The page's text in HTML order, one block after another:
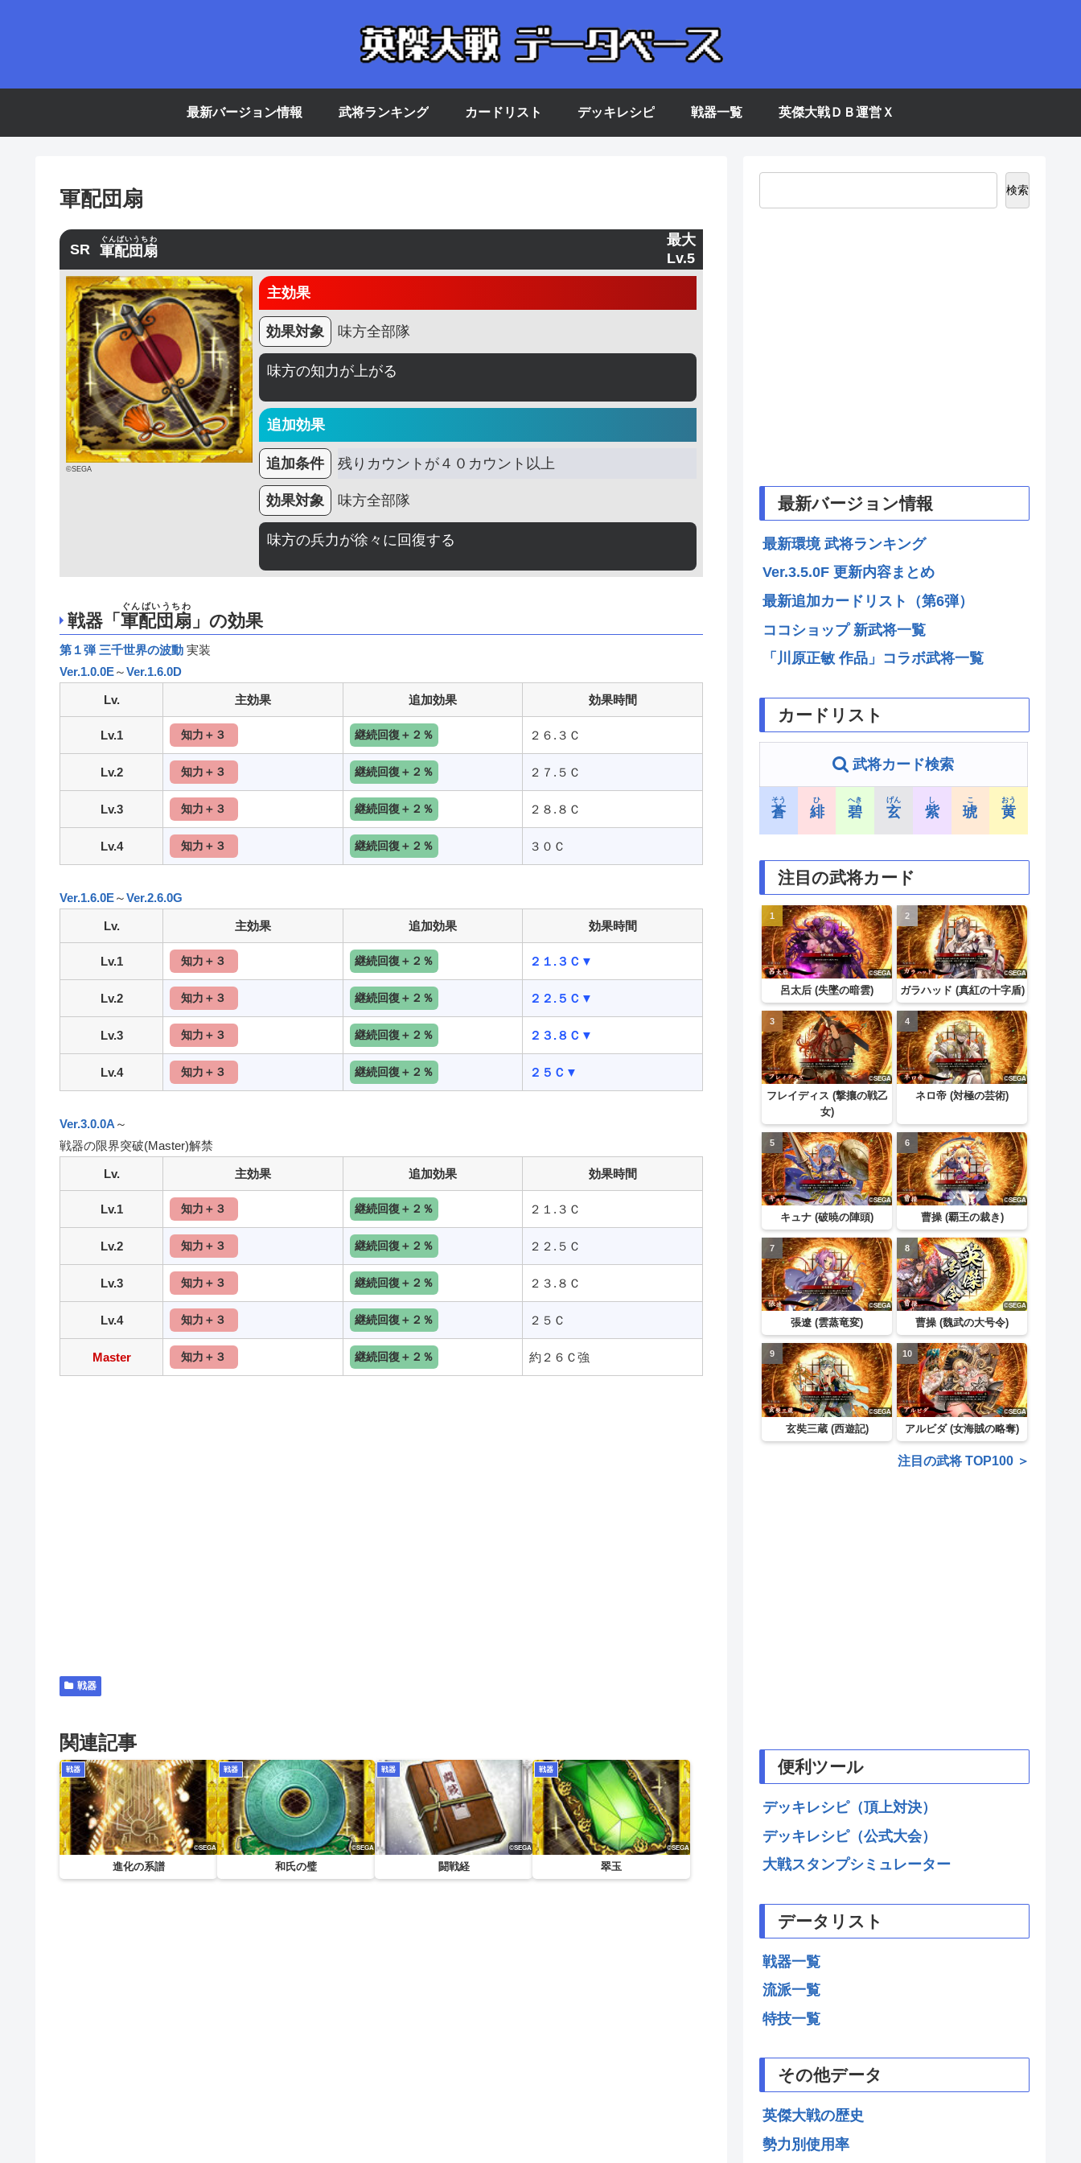
最新バージョン情報 武将ランキング カードリスト デッキレシピ 戦器一覧 英傑大戦ＤＢ運営Ｘ
軍配団扇
SR 軍配団扇
ぐんばいうちわ
最大
Lv.5
©SEGA
主効果
効果対象 味方全部隊
味方の知力が上がる
追加効果
追加条件 残りカウントが４０カウント以上
効果対象 味方全部隊
味方の兵力が徐々に回復する
戦器「 軍配団扇
ぐんばいうちわ
」の効果
第１弾 三千世界の波動 実装
Ver.1.0.0E～Ver.1.6.0D
Lv. 主効果 追加効果 効果時間
Lv.1 知力＋３ 継続回復＋２％ ２６.３Ｃ
Lv.2 知力＋３ 継続回復＋２％ ２７.５Ｃ
Lv.3 知力＋３ 継続回復＋２％ ２８.８Ｃ
Lv.4 知力＋３ 継続回復＋２％ ３０Ｃ
Ver.1.6.0E～Ver.2.6.0G
Lv. 主効果 追加効果 効果時間
Lv.1 知力＋３ 継続回復＋２％ ２１.３Ｃ▼
Lv.2 知力＋３ 継続回復＋２％ ２２.５Ｃ▼
Lv.3 知力＋３ 継続回復＋２％ ２３.８Ｃ▼
Lv.4 知力＋３ 継続回復＋２％ ２５Ｃ▼
Ver.3.0.0A ～
戦器の限界突破(Master)解禁
Lv. 主効果 追加効果 効果時間
Lv.1 知力＋３ 継続回復＋２％ ２１.３Ｃ
Lv.2 知力＋３ 継続回復＋２％ ２２.５Ｃ
Lv.3 知力＋３ 継続回復＋２％ ２３.８Ｃ
Lv.4 知力＋３ 継続回復＋２％ ２５Ｃ
Master 知力＋３ 継続回復＋２％ 約２６Ｃ強
戦器
関連記事
戦器
進化の系譜
戦器
和氏の璧
戦器
闘戦経
戦器
翠玉
検索
最新バージョン情報
最新環境 武将ランキング
Ver.3.5.0F 更新内容まとめ
最新追加カードリスト（第6弾）
ココショップ 新武将一覧
「川原正敏 作品」コラボ武将一覧
カードリスト
武将カード検索
蒼
そう
緋
ひ
碧
へき
玄
げん
紫
し
琥
こ
黄
おう
注目の武将カード
呂太后 (失墜の暗雲) ガラハッド (真紅の十字盾)
フレイディス (撃攘の戦乙
女)
ネロ帝 (対極の芸術)
キュナ (破暁の陣頭) 曹操 (覇王の裁き)
張遼 (雲蒸竜変) 曹操 (魏武の大号令)
玄奘三蔵 (西遊記) アルビダ (女海賊の略奪)
注目の武将 TOP100 ＞
便利ツール
デッキレシピ（頂上対決）
デッキレシピ（公式大会）
大戦スタンプシミュレーター
データリスト
戦器一覧
流派一覧
特技一覧
その他データ
英傑大戦の歴史
勢力別使用率